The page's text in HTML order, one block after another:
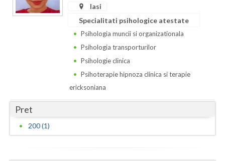
Constanta
Giurgiu
Gorj
Iasi
Specialitati psihologice atestate
Psihologia muncii si organizationala
Psihologia transporturilor
Psihologie clinica
Psihoterapie hipnoza clinica si terapie
ericksoniana
Pret
200 (1)